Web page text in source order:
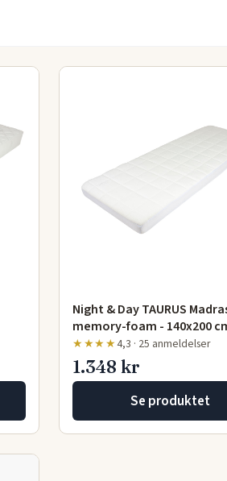
Night & Day TAURUS
memory-foam - 140x200
★★★★4,3 · 25 anmeldelser
1.348 kr
Se produktet